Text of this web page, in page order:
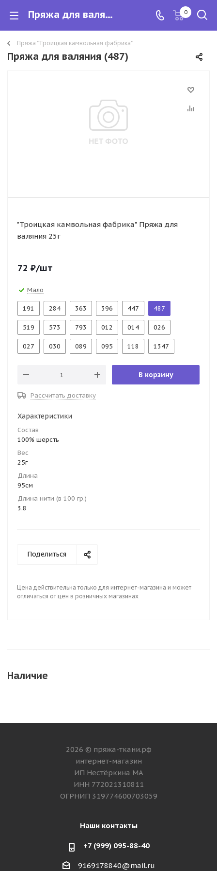
Пряжа для валяния 0
Пряжа "Троицкая камвольная фабрика"
Пряжа для валяния (487)
"Троицкая камвольная фабрика" Пряжа для
валяния 25г
72 ₽/шт
Мало
191 284 363 396 447 487
519 573 793 012 014 026
027 030 089 095 118 1347
В корзину
Рассчитать доставку
Характеристики
Состав
100% шерсть
Вес
25г
Длина
95см
Длина нити (в 100 гр.)
3.8
Поделиться
Цена действительна только для интернет-магазина и может
отличаться от цен в розничных магазинах
Наличие
2026 © пряжа-ткани.рф
интернет-магазин
ИП Нестёркина МА
ИНН 772021310811
ОГРНИП 319774600703059
Наши контакты
+7 (999) 095-88-40
9169178840@mail.ru